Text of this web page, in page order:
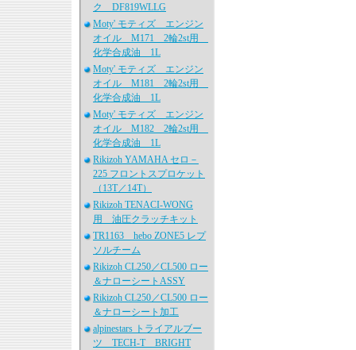
ク DF819WLLG
Moty' モティズ エンジン
オイル M171 2輪2st用
化学合成油 1L
Moty' モティズ エンジン
オイル M181 2輪2st用
化学合成油 1L
Moty' モティズ エンジン
オイル M182 2輪2st用
化学合成油 1L
Rikizoh YAMAHA セロ－
225 フロントスプロケット
（13T／14T）
Rikizoh TENACI-WONG
用 油圧クラッチキット
TR1163 hebo ZONE5 レプ
ソルチーム
Rikizoh CL250／CL500 ロー
＆ナローシートASSY
Rikizoh CL250／CL500 ロー
＆ナローシート加工
alpinestars トライアルブー
ツ TECH-T BRIGHT